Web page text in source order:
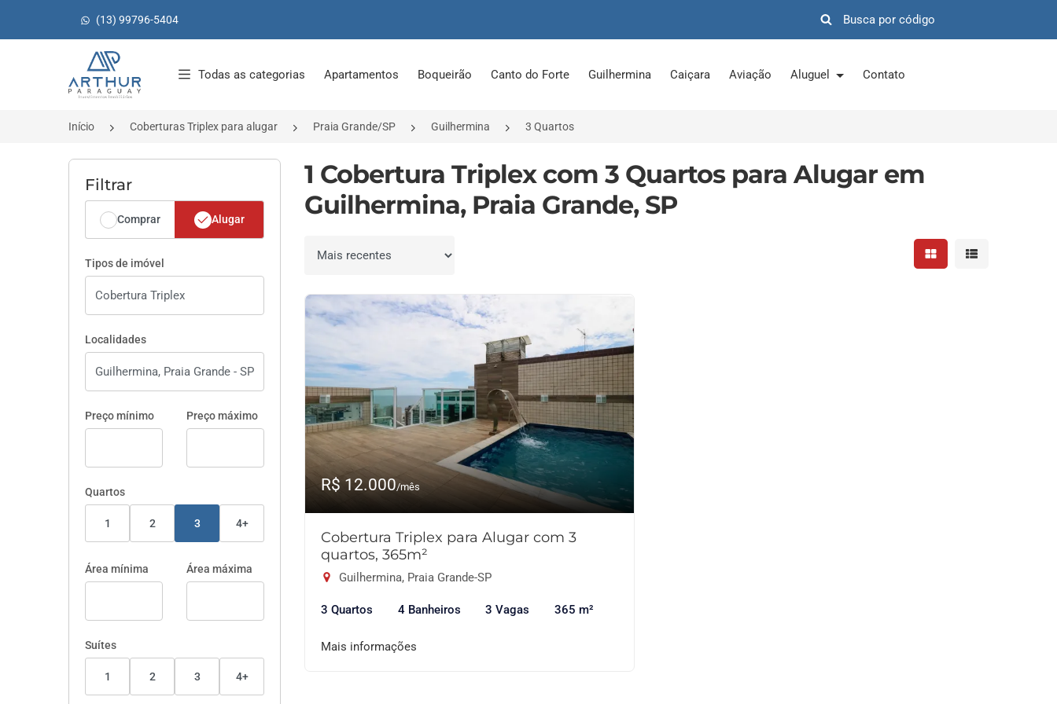
(13) 99796-5404
Página inicial
Todas as categorias Apartamentos Boqueirão Canto do Forte Guilhermina Caiçara Aviação Aluguel Contato
Início Coberturas Triplex para alugar Praia Grande/SP Guilhermina 3 Quartos
Filtrar
Comprar Alugar
Tipos de imóvel
Localidades
Preço mínimo Preço máximo
Quartos
1 2 3 4+
Área mínima Área máxima
Suítes
1 2 3 4+
1 Cobertura Triplex com 3 Quartos para Alugar em
Guilhermina, Praia Grande, SP
Ordenar por Mostrar resultados em
Mostrar
R$ 12.000/mês
Cobertura Triplex para Alugar com 3
quartos, 365m²
Guilhermina, Praia Grande-SP
3 Quartos 4 Banheiros 3 Vagas 365 m²
Mais informações